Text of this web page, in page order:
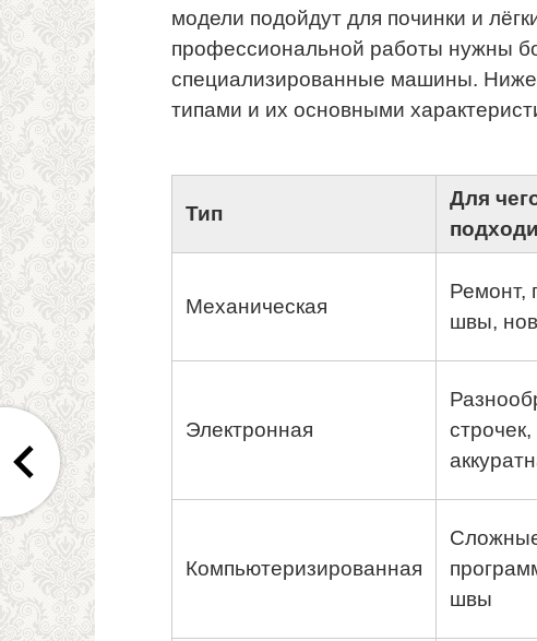
модели подойдут для починки и
профессиональной работы нужны
специализированные машины.
типами и их основными
Тип
Для
Механическая
Ремонт,
швы,
Электронная
строчек,
Компьютеризированная
швы